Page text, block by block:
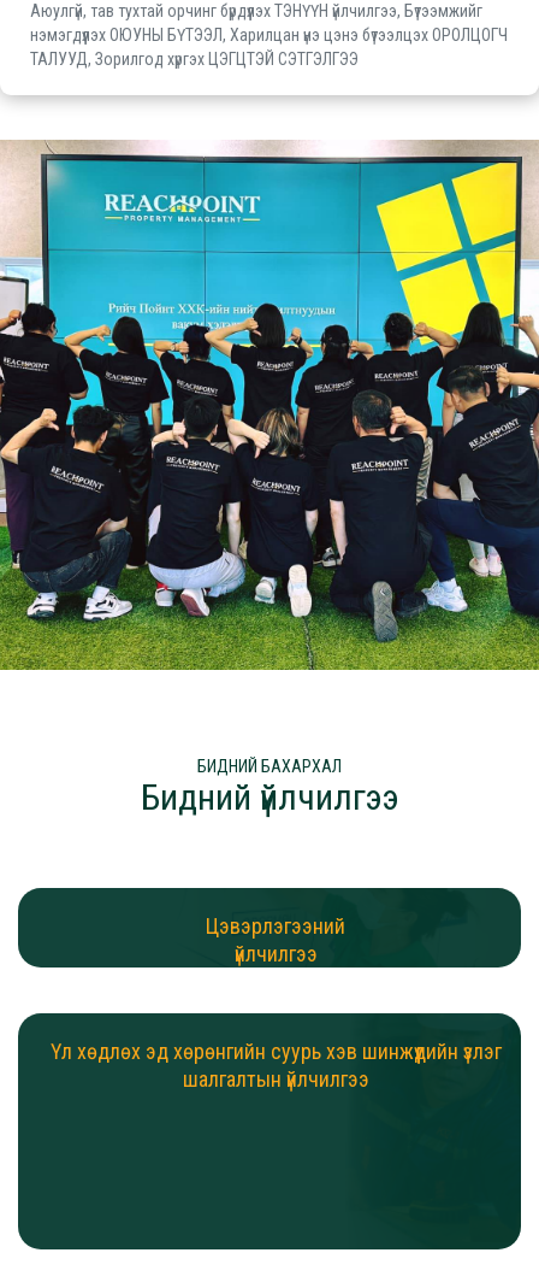
Аюулгүй, тав тухтай орчинг бүрдүүлэх ТЭНҮҮН үйлчилгээ, Бүтээмжийг
нэмэгдүүлэх ОЮУНЫ БҮТЭЭЛ, Харилцан үнэ цэнэ бүтээлцэх ОРОЛЦОГЧ
ТАЛУУД, Зорилгод хүргэх ЦЭГЦТЭЙ СЭТГЭЛГЭЭ
БИДНИЙ БАХАРХАЛ
Бидний үйлчилгээ
Цэвэрлэгээний
үйлчилгээ
Үл хөдлөх эд хөрөнгийн суурь хэв шинжүүдийн үзлэг
шалгалтын үйлчилгээ